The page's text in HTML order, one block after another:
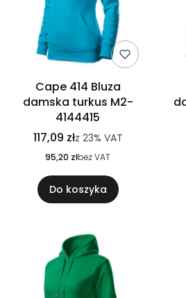
Cape 414 Bluza
damska turkus M2-
4144415
117,09 złz 23% VAT
95,20 złbez VAT
Do koszyka